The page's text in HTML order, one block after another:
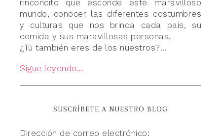
rinconcito que esconde este maravilloso
mundo, conocer las diferentes costumbres
y culturas que nos brinda cada país, su
comida y sus maravillosas personas.
¿Tú también eres de los nuestros?...
Sigue leyendo...
SUSCRÍBETE A NUESTRO BLOG
Dirección de correo electrónico: